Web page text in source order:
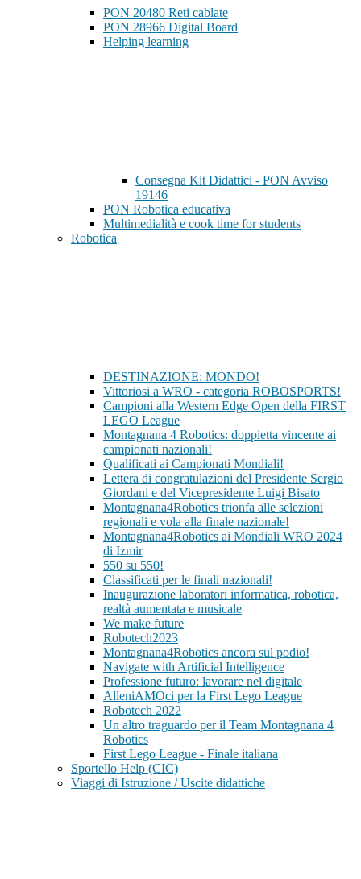
PON 20480 Reti cablate
PON 28966 Digital Board
Helping learning
Consegna Kit Didattici - PON Avviso
19146
PON Robotica educativa
Multimedialità e cook time for students
Robotica
DESTINAZIONE: MONDO!
Vittoriosi a WRO - categoria ROBOSPORTS!
Campioni alla Western Edge Open della FIRST
LEGO League
Montagnana 4 Robotics: doppietta vincente ai
campionati nazionali!
Qualificati ai Campionati Mondiali!
Lettera di congratulazioni del Presidente Sergio
Giordani e del Vicepresidente Luigi Bisato
Montagnana4Robotics trionfa alle selezioni
regionali e vola alla finale nazionale!
Montagnana4Robotics ai Mondiali WRO 2024
di Izmir
550 su 550!
Classificati per le finali nazionali!
Inaugurazione laboratori informatica, robotica,
realtà aumentata e musicale
We make future
Robotech2023
Montagnana4Robotics ancora sul podio!
Navigate with Artificial Intelligence
Professione futuro: lavorare nel digitale
AlleniAMOci per la First Lego League
Robotech 2022
Un altro traguardo per il Team Montagnana 4
Robotics
First Lego League - Finale italiana
Sportello Help (CIC)
Viaggi di Istruzione / Uscite didattiche